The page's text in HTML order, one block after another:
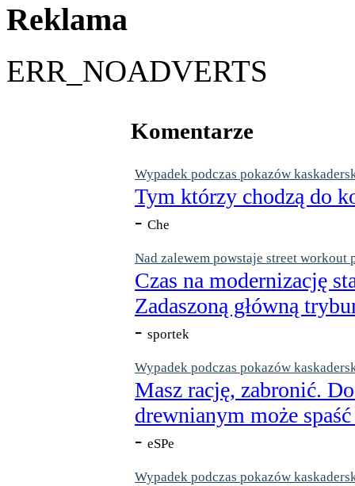
Reklama
ERR_NOADVERTS
Komentarze
Wypadek podczas pokazów
Tym którzy chodzą do
- Che
Nad zalewem powstaje street workout
Czas na modernizację
Zadaszoną główną
- sportek
Wypadek podczas pokazów
Masz rację, zabronić.
drewnianym może
- eSPe
Wypadek podczas pokazów